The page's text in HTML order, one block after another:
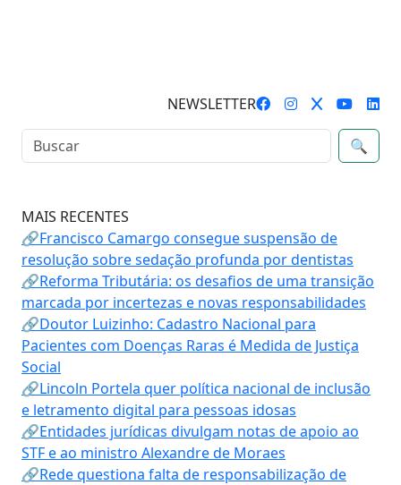
NEWSLETTER
🔍
MAIS RECENTES
🔗Francisco Camargo consegue suspensão de
resolução sobre sedação profunda por dentistas
🔗Reforma Tributária: os desafios de uma transição
marcada por incertezas e novas responsabilidades
🔗Doutor Luizinho: Cadastro Nacional para
Pacientes com Doenças Raras é Medida de Justiça
Social
🔗Lincoln Portela quer política nacional de inclusão
e letramento digital para pessoas idosas
🔗Entidades jurídicas divulgam notas de apoio ao
STF e ao ministro Alexandre de Moraes
🔗Rede questiona falta de responsabilização de